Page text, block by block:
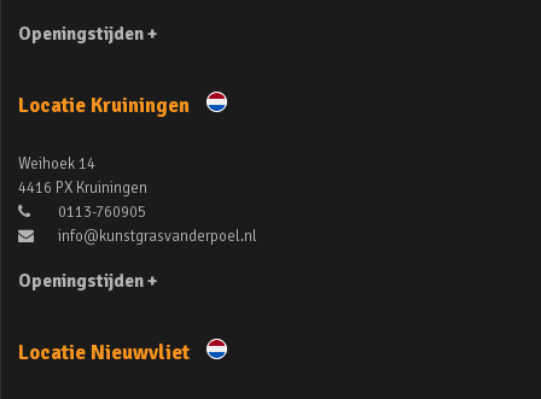
Openingstijden +
Locatie Kruiningen
Weihoek 14
4416 PX Kruiningen
0113-760905
info@kunstgrasvanderpoel.nl
Openingstijden +
Locatie Nieuwvliet